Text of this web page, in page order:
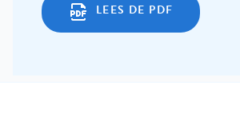
LEES DE PDF